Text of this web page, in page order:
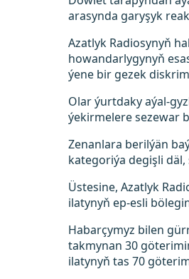
arasynda garyşyk
Azatlyk Radiosynyň
howandarlygynyň
ýene bir gezek
Olar ýurtdaky aýal-
ýekirmelere sezewar
Zenanlara berilýän
kategoriýa degişli
Üstesine, Azatlyk
ilatynyň ep-esli
Habarçymyz bilen
takmynan 30
ilatynyň tas 70